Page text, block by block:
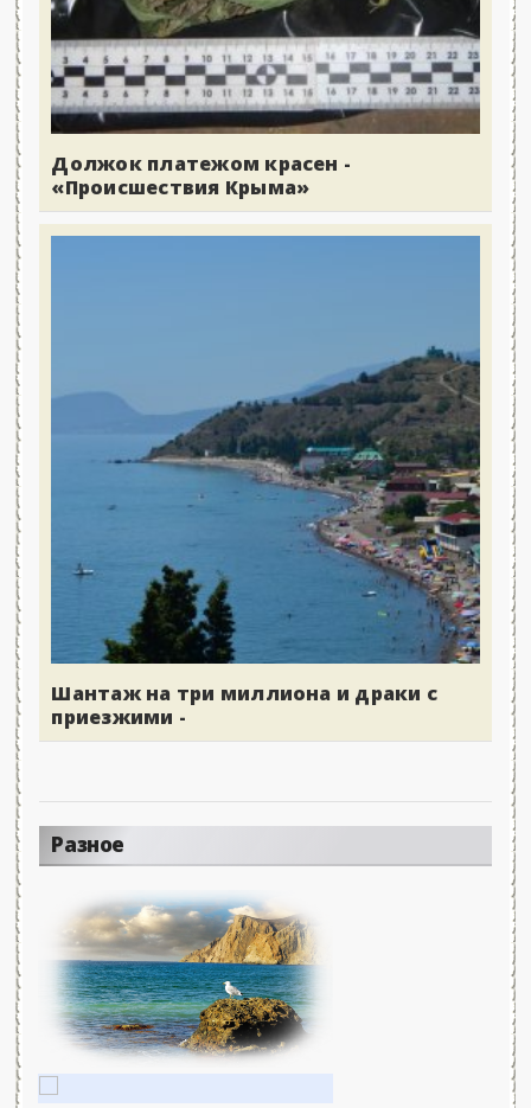
Должок платежом красен -
«Происшествия Крыма»
Шантаж на три миллиона и драки с
приезжими -
Разное